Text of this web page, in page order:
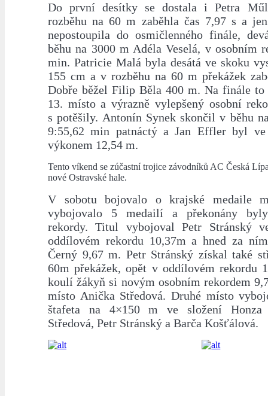
Do první desítky se dostala i Petra
rozběhu na 60 m zaběhla čas 7,97 s a
nepostoupila do osmičlenného finále,
běhu na 3000 m Adéla Veselá, v osobním
min. Patricie Malá byla desátá ve skoku
155 cm a v rozběhu na 60 m překážek
Dobře běžel Filip Běla 400 m. Na finále to
13. místo a výrazně vylepšený osobní
s potěšily. Antonín Synek skončil v běhu
9:55,62 min patnáctý a Jan Effler byl
výkonem 12,54 m.
Tento víkend se zúčastní trojice závodníků AC Česká
nové Ostravské hale.
V sobotu bojovalo o krajské medaile
vybojovalo 5 medailí a překonány
rekordy. Titul vybojoval Petr Stránský
oddílovém rekordu 10,37m a hned za
Černý 9,67 m. Petr Stránský získal také
60m překážek, opět v oddílovém rekordu
koulí žákyň si novým osobním rekordem
místo Anička Středová. Druhé místo
štafeta na 4×150 m ve složení Honza
Středová, Petr Stránský a Barča Košťálová.